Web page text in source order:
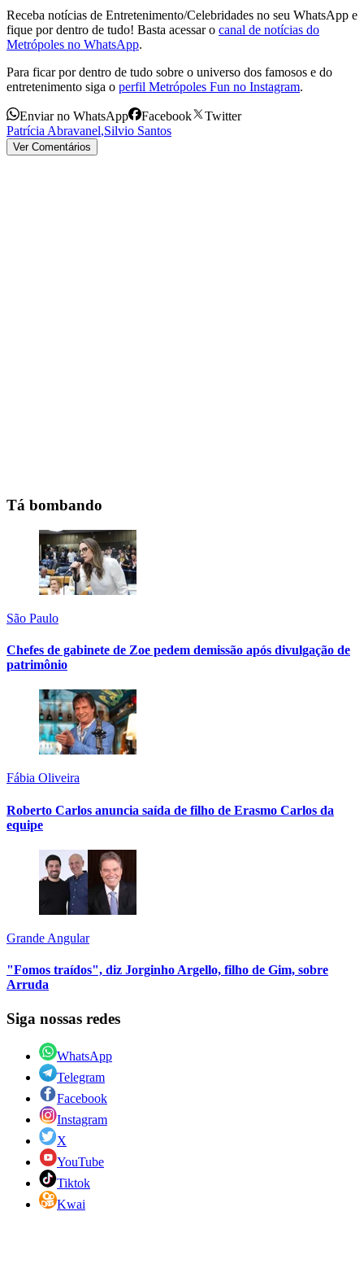
Receba notícias de Entretenimento/Celebridades no seu WhatsApp e
fique por dentro de tudo! Basta acessar o canal de notícias do
Metrópoles no WhatsApp.
Para ficar por dentro de tudo sobre o universo dos famosos e do
entretenimento siga o perfil Metrópoles Fun no Instagram.
Enviar no WhatsApp Facebook
Twitter
Patrícia Abravanel,Silvio Santos
Ver Comentários
Tá bombando
São Paulo
Chefes de gabinete de Zoe pedem demissão após divulgação de
patrimônio
Fábia Oliveira
Roberto Carlos anuncia saída de filho de Erasmo Carlos da
equipe
Grande Angular
"Fomos traídos", diz Jorginho Argello, filho de Gim, sobre
Arruda
Siga nossas redes
WhatsApp
Telegram
Facebook
Instagram
X
YouTube
Tiktok
Kwai